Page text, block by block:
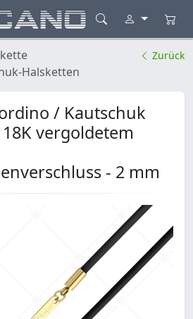
Halsketten
Zurück
/ Kautschuk
vergoldetem
- 2 mm